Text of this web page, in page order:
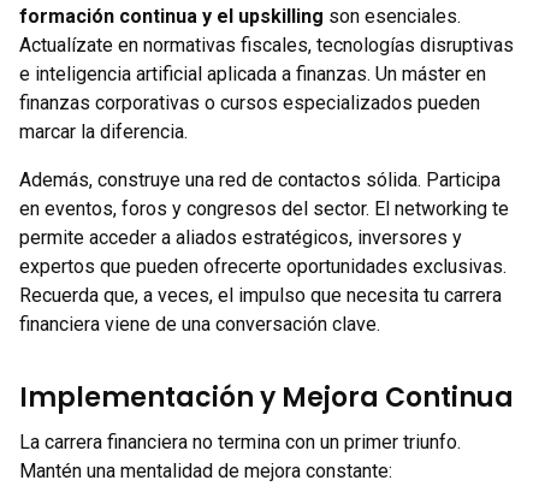
formación continua y el upskilling son esenciales.
Actualízate en normativas fiscales, tecnologías disruptivas
e inteligencia artificial aplicada a finanzas. Un máster en
finanzas corporativas o cursos especializados pueden
marcar la diferencia.
Además, construye una red de contactos sólida. Participa
en eventos, foros y congresos del sector. El networking te
permite acceder a aliados estratégicos, inversores y
expertos que pueden ofrecerte oportunidades exclusivas.
Recuerda que, a veces, el impulso que necesita tu carrera
financiera viene de una conversación clave.
Implementación y Mejora Continua
La carrera financiera no termina con un primer triunfo.
Mantén una mentalidad de mejora constante: